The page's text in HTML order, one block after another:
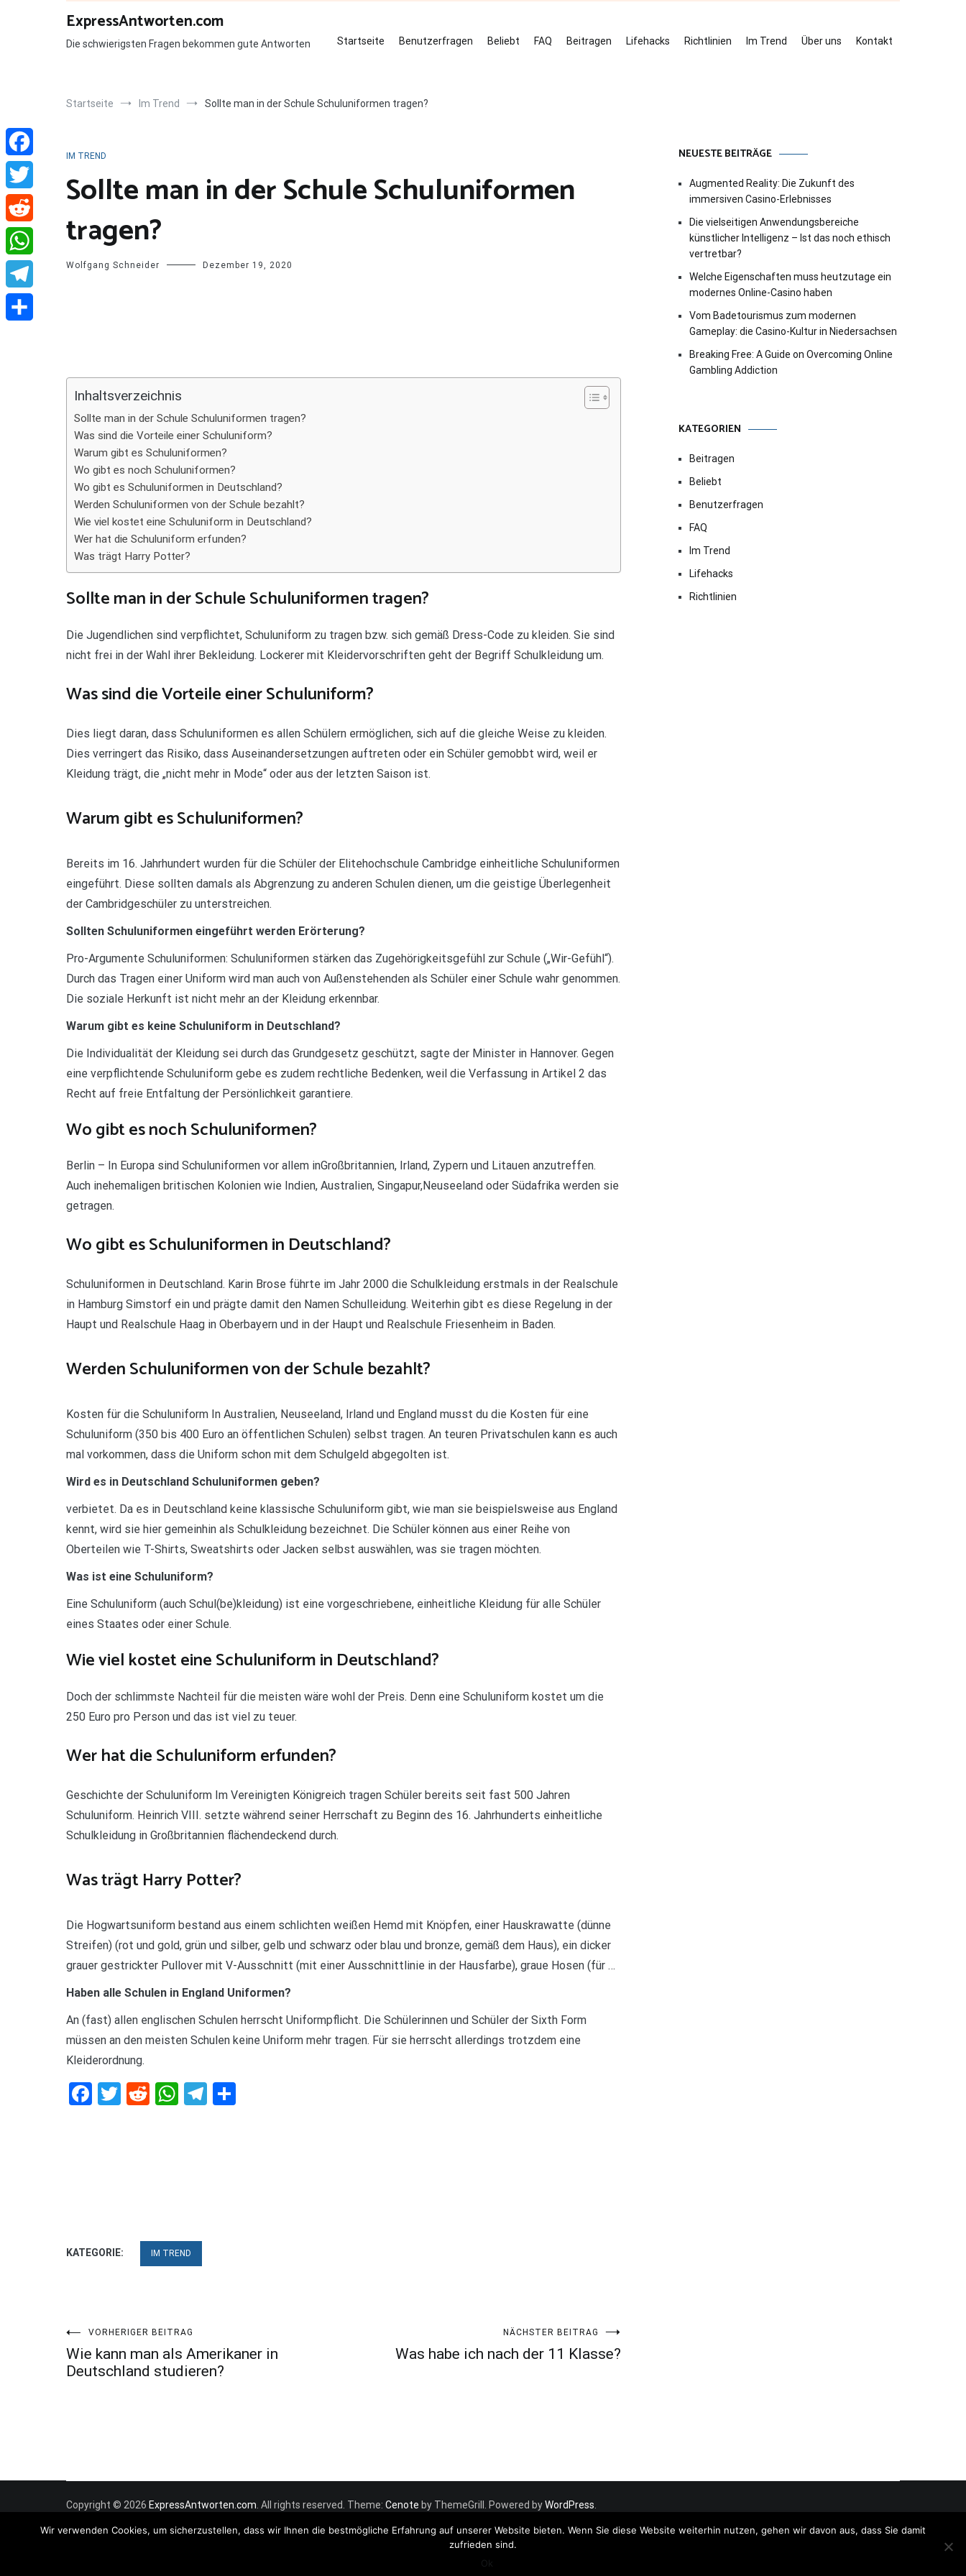
ExpressAntworten.com
Die schwierigsten Fragen bekommen gute Antworten Startseite Benutzerfragen Beliebt FAQ Beitragen Lifehacks Richtlinien Im Trend Über uns Kontakt
Startseite Im Trend Sollte man in der Schule Schuluniformen tragen?
IM TREND
Sollte man in der Schule Schuluniformen
tragen?
Wolfgang Schneider Dezember 19, 2020
Inhaltsverzeichnis
Sollte man in der Schule Schuluniformen tragen?
Was sind die Vorteile einer Schuluniform?
Warum gibt es Schuluniformen?
Wo gibt es noch Schuluniformen?
Wo gibt es Schuluniformen in Deutschland?
Werden Schuluniformen von der Schule bezahlt?
Wie viel kostet eine Schuluniform in Deutschland?
Wer hat die Schuluniform erfunden?
Was trägt Harry Potter?
Sollte man in der Schule Schuluniformen tragen?
Die Jugendlichen sind verpflichtet, Schuluniform zu tragen bzw. sich gemäß Dress-Code zu kleiden. Sie sind
nicht frei in der Wahl ihrer Bekleidung. Lockerer mit Kleidervorschriften geht der Begriff Schulkleidung um.
Was sind die Vorteile einer Schuluniform?
Dies liegt daran, dass Schuluniformen es allen Schülern ermöglichen, sich auf die gleiche Weise zu kleiden.
Dies verringert das Risiko, dass Auseinandersetzungen auftreten oder ein Schüler gemobbt wird, weil er
Kleidung trägt, die „nicht mehr in Mode“ oder aus der letzten Saison ist.
Warum gibt es Schuluniformen?
Bereits im 16. Jahrhundert wurden für die Schüler der Elitehochschule Cambridge einheitliche Schuluniformen
eingeführt. Diese sollten damals als Abgrenzung zu anderen Schulen dienen, um die geistige Überlegenheit
der Cambridgeschüler zu unterstreichen.
Sollten Schuluniformen eingeführt werden Erörterung?
Pro-Argumente Schuluniformen: Schuluniformen stärken das Zugehörigkeitsgefühl zur Schule („Wir-Gefühl“).
Durch das Tragen einer Uniform wird man auch von Außenstehenden als Schüler einer Schule wahr genommen.
Die soziale Herkunft ist nicht mehr an der Kleidung erkennbar.
Warum gibt es keine Schuluniform in Deutschland?
Die Individualität der Kleidung sei durch das Grundgesetz geschützt, sagte der Minister in Hannover. Gegen
eine verpflichtende Schuluniform gebe es zudem rechtliche Bedenken, weil die Verfassung in Artikel 2 das
Recht auf freie Entfaltung der Persönlichkeit garantiere.
Wo gibt es noch Schuluniformen?
Berlin – In Europa sind Schuluniformen vor allem inGroßbritannien, Irland, Zypern und Litauen anzutreffen.
Auch inehemaligen britischen Kolonien wie Indien, Australien, Singapur,Neuseeland oder Südafrika werden sie
getragen.
Wo gibt es Schuluniformen in Deutschland?
Schuluniformen in Deutschland. Karin Brose führte im Jahr 2000 die Schulkleidung erstmals in der Realschule
in Hamburg Simstorf ein und prägte damit den Namen Schulleidung. Weiterhin gibt es diese Regelung in der
Haupt und Realschule Haag in Oberbayern und in der Haupt und Realschule Friesenheim in Baden.
Werden Schuluniformen von der Schule bezahlt?
Kosten für die Schuluniform In Australien, Neuseeland, Irland und England musst du die Kosten für eine
Schuluniform (350 bis 400 Euro an öffentlichen Schulen) selbst tragen. An teuren Privatschulen kann es auch
mal vorkommen, dass die Uniform schon mit dem Schulgeld abgegolten ist.
Wird es in Deutschland Schuluniformen geben?
verbietet. Da es in Deutschland keine klassische Schuluniform gibt, wie man sie beispielsweise aus England
kennt, wird sie hier gemeinhin als Schulkleidung bezeichnet. Die Schüler können aus einer Reihe von
Oberteilen wie T-Shirts, Sweatshirts oder Jacken selbst auswählen, was sie tragen möchten.
Was ist eine Schuluniform?
Eine Schuluniform (auch Schul(be)kleidung) ist eine vorgeschriebene, einheitliche Kleidung für alle Schüler
eines Staates oder einer Schule.
Wie viel kostet eine Schuluniform in Deutschland?
Doch der schlimmste Nachteil für die meisten wäre wohl der Preis. Denn eine Schuluniform kostet um die
250 Euro pro Person und das ist viel zu teuer.
Wer hat die Schuluniform erfunden?
Geschichte der Schuluniform Im Vereinigten Königreich tragen Schüler bereits seit fast 500 Jahren
Schuluniform. Heinrich VIII. setzte während seiner Herrschaft zu Beginn des 16. Jahrhunderts einheitliche
Schulkleidung in Großbritannien flächendeckend durch.
Was trägt Harry Potter?
Die Hogwartsuniform bestand aus einem schlichten weißen Hemd mit Knöpfen, einer Hauskrawatte (dünne
Streifen) (rot und gold, grün und silber, gelb und schwarz oder blau und bronze, gemäß dem Haus), ein dicker
grauer gestrickter Pullover mit V-Ausschnitt (mit einer Ausschnittlinie in der Hausfarbe), graue Hosen (für …
Haben alle Schulen in England Uniformen?
An (fast) allen englischen Schulen herrscht Uniformpflicht. Die Schülerinnen und Schüler der Sixth Form
müssen an den meisten Schulen keine Uniform mehr tragen. Für sie herrscht allerdings trotzdem eine
Kleiderordnung.
Facebook
Twitter
RedditWhatsApp
Telegram
KATEGORIE: IM TREND
Beitragsnavigation
VORHERIGER BEITRAG
Wie kann man als Amerikaner in
Deutschland studieren?
NÄCHSTER BEITRAG
Was habe ich nach der 11 Klasse?
NEUESTE BEITRÄGE
Augmented Reality: Die Zukunft des
immersiven Casino-Erlebnisses
Die vielseitigen Anwendungsbereiche
künstlicher Intelligenz – Ist das noch ethisch
vertretbar?
Welche Eigenschaften muss heutzutage ein
modernes Online-Casino haben
Vom Badetourismus zum modernen
Gameplay: die Casino-Kultur in Niedersachsen
Breaking Free: A Guide on Overcoming Online
Gambling Addiction
KATEGORIEN
Beitragen
Beliebt
Benutzerfragen
FAQ
Im Trend
Lifehacks
Richtlinien
Copyright © 2026 ExpressAntworten.com . All rights reserved. Theme: Cenote by ThemeGrill. Powered byWordPress
Facebook
Twitter
Reddit
WhatsApp
Telegram
Wir verwenden Cookies, um sicherzustellen, dass wir Ihnen die bestmögliche Erfahrung auf unserer Website bieten. Wenn Sie diese Website weiterhin nutzen, gehen wir davon aus, dass Sie damit
zufrieden sind.
Ok